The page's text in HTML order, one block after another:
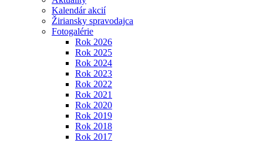
Kalendár akcií
Žiriansky spravodajca
Fotogalérie
Rok 2026
Rok 2025
Rok 2024
Rok 2023
Rok 2022
Rok 2021
Rok 2020
Rok 2019
Rok 2018
Rok 2017